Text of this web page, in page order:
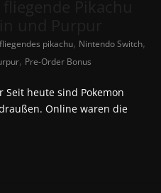
fliegendes pikachu, Nintendo Switch,
, Pre-Order Bonus
Seit heute sind Pokemon
Online waren die